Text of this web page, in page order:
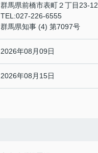
群馬県前橋市表町２丁目23-12
TEL:027-226-6555
群馬県知事 (4) 第7097号
2026年08月09日
2026年08月15日